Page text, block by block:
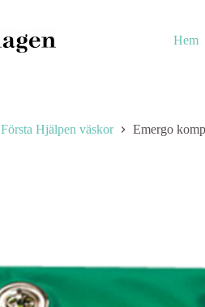
Hem
Första Hjälpen väskor Emergo